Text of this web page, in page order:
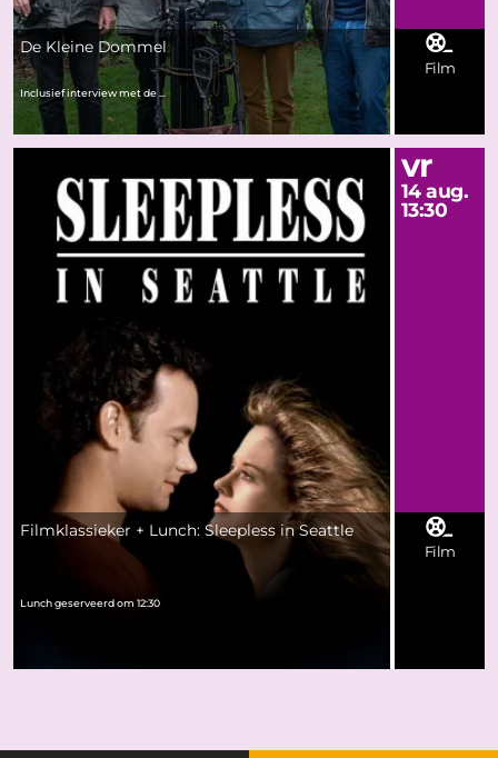
De Kleine Dommel
Inclusief interview met de ...
Film
Filmklassieker + Lunch: Sleepless in Seattle
Lunch geserveerd om 12:30
vr
14 aug.
13:30
Film